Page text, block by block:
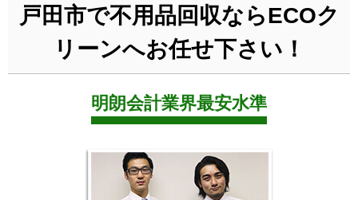
戸田市で不用品回収ならECOク
リーンへお任せ下さい！
明朗会計業界最安水準